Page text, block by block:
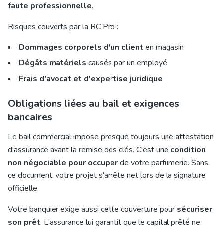
faute professionnelle.
Risques couverts par la RC Pro :
Dommages corporels d'un client en magasin
Dégâts matériels causés par un employé
Frais d'avocat et d'expertise juridique
Obligations liées au bail et exigences
bancaires
Le bail commercial impose presque toujours une attestation
d'assurance avant la remise des clés. C'est une condition
non négociable pour occuperde votre parfumerie. Sans
ce document, votre projet s'arrête net lors de la signature
officielle.
Votre banquier exige aussi cette couverture pour sécuriser
son prêt. L'assurance lui garantit que le capital prêté ne